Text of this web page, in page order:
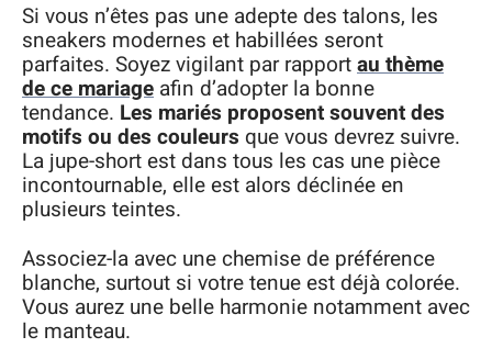
Si vous n’êtes pas une adepte des talons, les
sneakers modernes et habillées seront
parfaites. Soyez vigilant par rapportau thème
de ce mariage afin d’adopter la bonne
tendance. Les mariés proposent souvent des
motifs ou des couleurs que vous devrez suivre.
La jupe-short est dans tous les cas une pièce
incontournable, elle est alors déclinée en
plusieurs teintes.
Associez-la avec une chemise de préférence
blanche, surtout si votre tenue est déjà colorée.
Vous aurez une belle harmonie notamment avec
le manteau.